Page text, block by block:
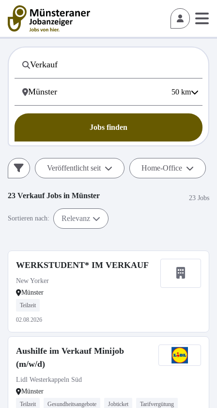
50 km
Jobs finden
Veröffentlicht seit Home-Office
23 VerkaufJobs in Münster 23 Jobs
Sortieren nach: Relevanz
WERKSTUDENT* IM VERKAUF
New Yorker
Münster
Teilzeit
02.08.2026
Aushilfe im Verkauf Minijob
(m/w/d)
Lidl Westerkappeln Süd
Münster
Teilzeit Gesundheitsangebote Jobticket Tarifvergütung